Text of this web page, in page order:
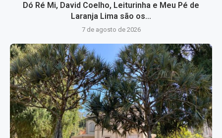
Dó Ré Mi, David Coelho, Leiturinha e Meu Pé de
Laranja Lima são os...
7 de agosto de 2026